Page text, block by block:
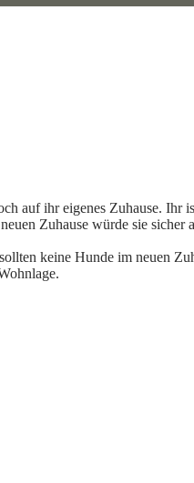
auf ihr eigenes Zuhause.
Zuhause würde sie
keine Hunde im neuen